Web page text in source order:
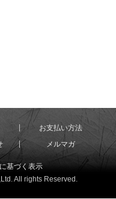
お支払い方法
メルマガ
基づく表示
All rights Reserved.